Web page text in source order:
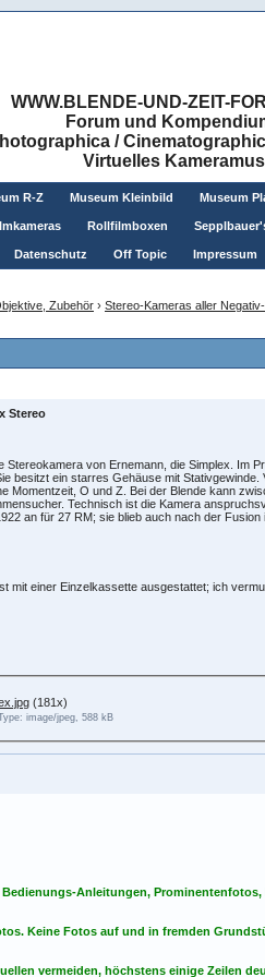
WWW.BLENDE-UND-ZEIT-
Forum und
/
Virtuelles
R-Z Museum Kleinbild Museum
Rollfilmboxen
Datenschutz Off Topic Impressum
Zubehör › Stereo-Kameras aller
Stereo
Stereokamera von Ernemann, die Simplex. Im
besitzt ein starres Gehäuse mit
Momentzeit, O und Z. Bei der Blende kann
Technisch ist die Kamera
an für 27 RM; sie blieb auch nach der
mit einer Einzelkassette ausgestattet; ich
(181x)
image/jpeg, 588 kB
Bedienungs-Anleitungen,
Keine Fotos auf und in fremden
vermeiden, höchstens einige Zeilen